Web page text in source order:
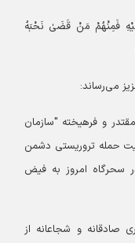
فَمِنْهُمْ مَنْ قَضَیٰ نَحْبَهُ
می‌رساند:
و فرهیخته "سازمان
حمله تروریستی دشمن
امروز به فیض
و شجاعانه از